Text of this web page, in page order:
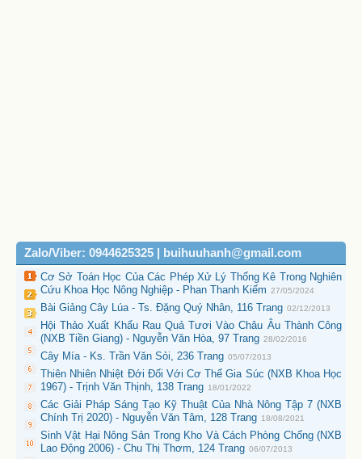
Zalo/Viber: 0944625325 | buihuuhanh@gmail.com
Cơ Sở Toán Học Của Các Phép Xử Lý Thống Kê Trong Nghiên
Cứu Khoa Học Nông Nghiệp - Phan Thanh Kiếm 27/05/2024
Bài Giảng Cây Lúa - Ts. Đặng Quý Nhân, 116 Trang 02/12/2013
Hội Thảo Xuất Khẩu Rau Quả Tươi Vào Châu Âu Thành Công
(NXB Tiền Giang) - Nguyễn Văn Hòa, 97 Trang 28/02/2016
Cây Mía - Ks. Trần Văn Sỏi, 236 Trang 05/07/2013
Thiên Nhiên Nhiệt Đới Đối Với Cơ Thể Gia Súc (NXB Khoa Học
1967) - Trịnh Văn Thịnh, 138 Trang 18/01/2022
Các Giải Pháp Sáng Tạo Kỹ Thuật Của Nhà Nông Tập 7 (NXB
Chính Trị 2020) - Nguyễn Văn Tâm, 128 Trang 18/08/2021
Sinh Vật Hại Nông Sản Trong Kho Và Cách Phòng Chống (NXB
Lao Động 2006) - Chu Thị Thơm, 124 Trang 06/07/2013